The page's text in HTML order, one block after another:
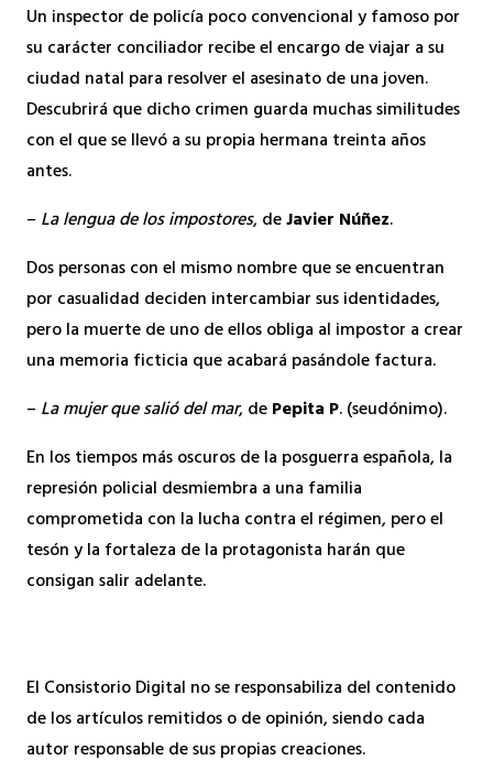
Un inspector de policía poco convencional y famoso por
su carácter conciliador recibe el encargo de viajar a su
ciudad natal para resolver el asesinato de una joven.
Descubrirá que dicho crimen guarda muchas similitudes
con el que se llevó a su propia hermana treinta años
antes.
– La lengua de los impostores, deJavier Núñez.
Dos personas con el mismo nombre que se encuentran
por casualidad deciden intercambiar sus identidades,
pero la muerte de uno de ellos obliga al impostor a crear
una memoria ficticia que acabará pasándole factura.
– La mujer que salió del mar, dePepita P. (seudónimo).
En los tiempos más oscuros de la posguerra española, la
represión policial desmiembra a una familia
comprometida con la lucha contra el régimen, pero el
tesón y la fortaleza de la protagonista harán que
consigan salir adelante.
El Consistorio Digital no se responsabiliza del contenido
de los artículos remitidos o de opinión, siendo cada
autor responsable de sus propias creaciones.